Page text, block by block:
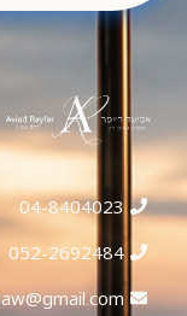
04-8404023
052-2692484